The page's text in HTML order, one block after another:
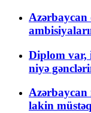
Diplom var,
niyə
Azərbaycan
lakin